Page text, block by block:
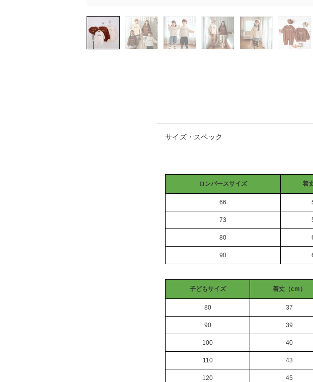
サイズ・スペック
ロンパースサイズ 着
66
73
80
90
子どもサイズ 着丈（cm）
80 37
90 39
100 40
110 43
120 45